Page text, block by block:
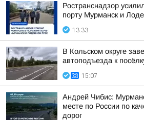
Ространснадзор
порту Мурманск и
13:33
В Кольском округе
автоподъезда к
15:07
Андрей Чибис:
месте по России по
дорог